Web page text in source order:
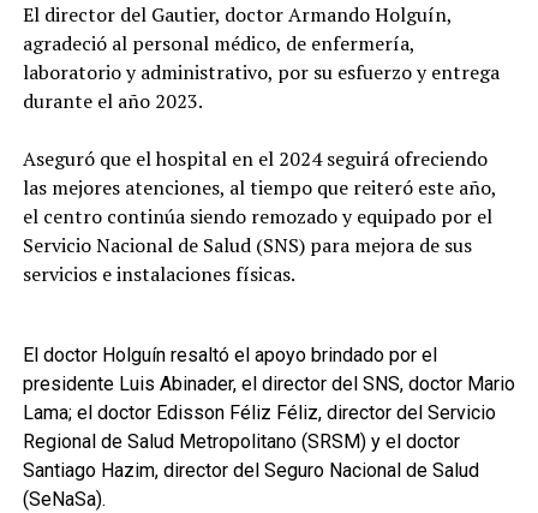
El director del Gautier, doctor Armando Holguín,
agradeció al personal médico, de enfermería,
laboratorio y administrativo, por su esfuerzo y entrega
durante el año 2023.
Aseguró que el hospital en el 2024 seguirá ofreciendo
las mejores atenciones, al tiempo que reiteró este año,
el centro continúa siendo remozado y equipado por el
Servicio Nacional de Salud (SNS) para mejora de sus
servicios e instalaciones físicas.
El doctor Holguín resaltó el apoyo brindado por el
presidente Luis Abinader, el director del SNS, doctor Mario
Lama; el doctor Edisson Féliz Féliz, director del Servicio
Regional de Salud Metropolitano (SRSM) y el doctor
Santiago Hazim, director del Seguro Nacional de Salud
(SeNaSa).